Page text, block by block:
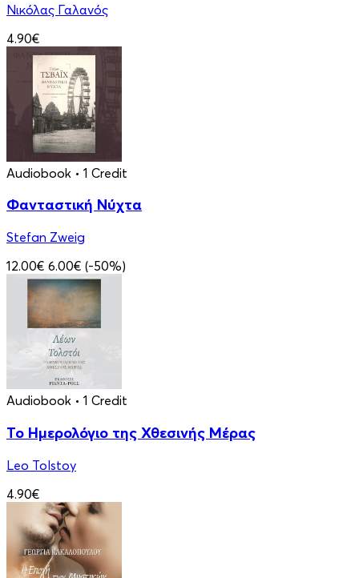
Νικόλας Γαλανός
4.90€
Audiobook • 1 Credit
Φανταστική Νύχτα
Stefan Zweig
12.00€ 6.00€ (-50%)
Audiobook • 1 Credit
Το Ημερολόγιο της Χθεσινής Μέρας
Leo Tolstoy
4.90€